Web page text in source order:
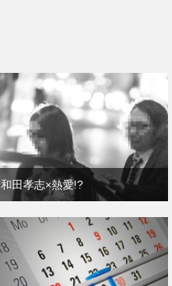
和田孝志×熱愛!?